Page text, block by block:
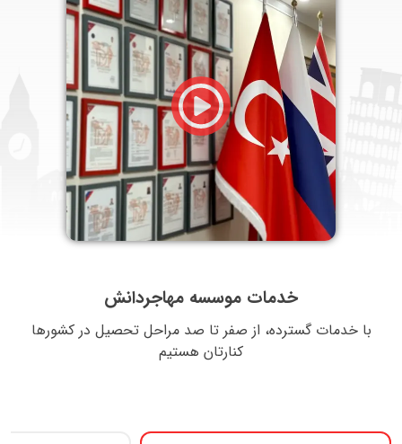
خدمات موسسه مهاجردانش
با خدمات گسترده، از صفر تا صد مراحل تحصیل در کشورها
کنارتان هستیم